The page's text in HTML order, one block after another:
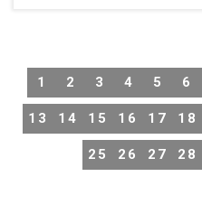
1 2 3 4 5 6
13 14 15 16 17 18
25 26 27 28